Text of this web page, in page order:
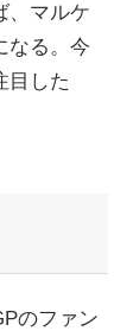
ス
、マルケ
なる。今
目した
のファン